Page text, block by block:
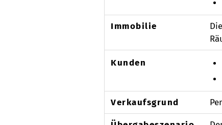
Immobilie
Kunden
Verkaufsgrund